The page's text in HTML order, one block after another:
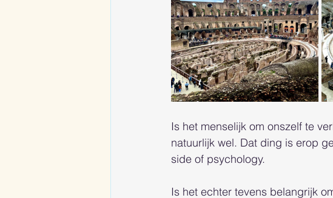
Is het menselijk om onszelf te
natuurlijk wel. Dat ding is erop
side of psychology.
Is het echter tevens belangrijk